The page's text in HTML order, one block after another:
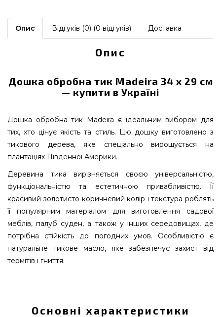
Опис Відгуків (0) (0 відгуків) Доставка
Опис
Дошка обробна тик Madeira 34 x 29 см
— купити в Україні
Дошка обробна тик Madeira є ідеальним вибором для
тих, хто цінує якість та стиль. Цю дошку виготовлено з
тикового дерева, яке спеціально вирощується на
плантаціях Південної Америки.
Деревина тика вирізняється своєю універсальністю,
функціональністю та естетичною привабливістю. Її
красивий золотисто-коричневий колір і текстура роблять
її популярним матеріалом для виготовлення садової
меблів, палуб суден, а також у інших середовищах, де
потрібна стійкість до погодних умов. Особливістю є
натуральне тикове масло, яке забезпечує захист від
термітів і гниття.
Madeira, США за нормальною ціною всего 1 058
Основні характеристики